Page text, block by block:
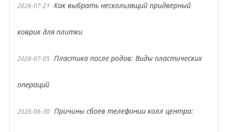
2026-07-21 Как выбрать нескользящий придверный
коврик для плитки
2026-07-05 Пластика после родов: Виды пластических
операций
2026-06-30 Причины сбоев телефонии колл центра: